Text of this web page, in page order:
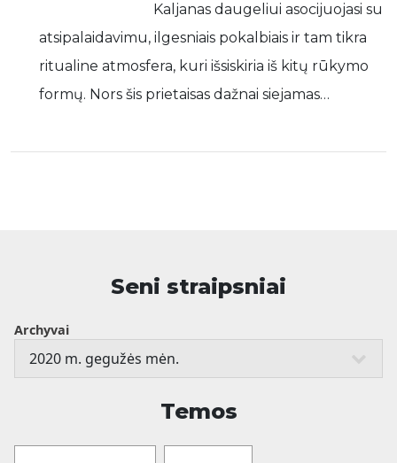
Kaljanas daugeliui asocijuojasi su
atsipalaidavimu, ilgesniais pokalbiais ir tam tikra
ritualine atmosfera, kuri išsiskiria iš kitų rūkymo
formų. Nors šis prietaisas dažnai siejamas…
Seni straipsniai
Archyvai
Temos